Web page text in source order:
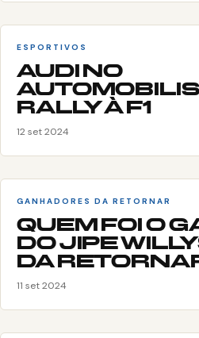
ESPORTIVOS
AUDI NO
RALLY À F1
12 set 2024
GANHADORES DA RETORNAR
QUEM FOI O
DO JIPE
DA
11 set 2024